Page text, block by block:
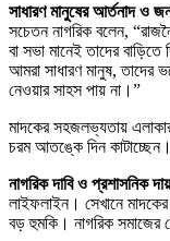
সাধারণ মানুষের আর্তনাদ ও
সচেতন নাগরিক বলেন,
বা সভা মানেই তাদের
আমরা সাধারণ মানুষ, তাদের
নেওয়ার সাহস পায় না।”
মাদকের সহজলভ্যতায়
চরম আতঙ্কে দিন কাটাচ্ছেন।
নাগরিক দাবি ও প্রশাসনিক
লাইফলাইন। সেখানে মাদকের
বড় হুমকি। নাগরিক সমাজের